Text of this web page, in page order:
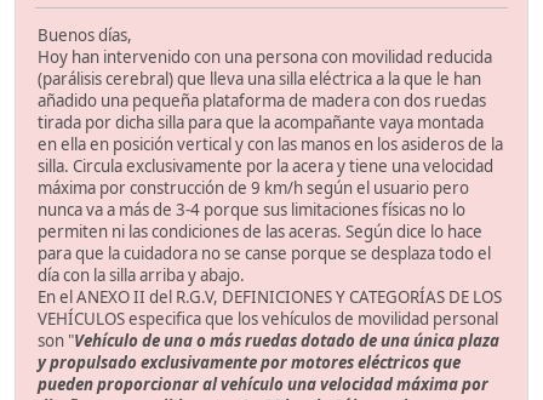
Buenos días,
Hoy han intervenido con una persona con movilidad reducida
(parálisis cerebral) que lleva una silla eléctrica a la que le han
añadido una pequeña plataforma de madera con dos ruedas
tirada por dicha silla para que la acompañante vaya montada
en ella en posición vertical y con las manos en los asideros de la
silla. Circula exclusivamente por la acera y tiene una velocidad
máxima por construcción de 9 km/h según el usuario pero
nunca va a más de 3-4 porque sus limitaciones físicas no lo
permiten ni las condiciones de las aceras. Según dice lo hace
para que la cuidadora no se canse porque se desplaza todo el
día con la silla arriba y abajo.
En el ANEXO II del R.G.V, DEFINICIONES Y CATEGORÍAS DE LOS
VEHÍCULOS especifica que los vehículos de movilidad personal
son "Vehículo de una o más ruedas dotado de una única plaza
y propulsado exclusivamente por motores eléctricos que
pueden proporcionar al vehículo una velocidad máxima por